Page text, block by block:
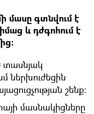
մասը գտնվում է
և դժգոհում է
ներխուժեցին
շենք։
մասնակիցները